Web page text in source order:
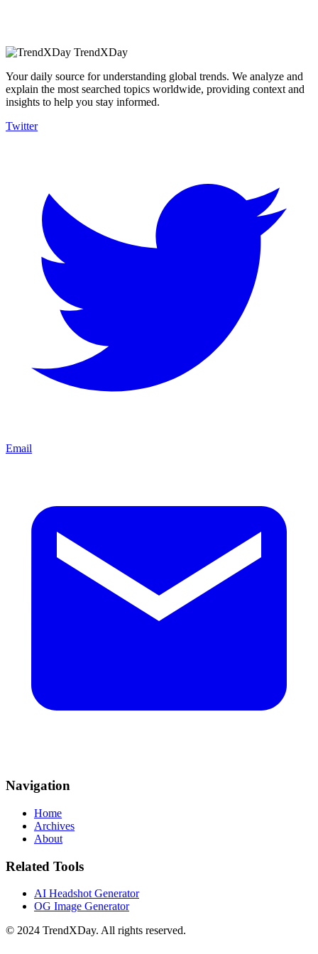
TrendXDay
Your daily source for understanding global trends. We analyze and
explain the most searched topics worldwide, providing context and
insights to help you stay informed.
Twitter
Email
Navigation
Home
Archives
About
Related Tools
AI Headshot Generator
OG Image Generator
© 2024 TrendXDay. All rights reserved.